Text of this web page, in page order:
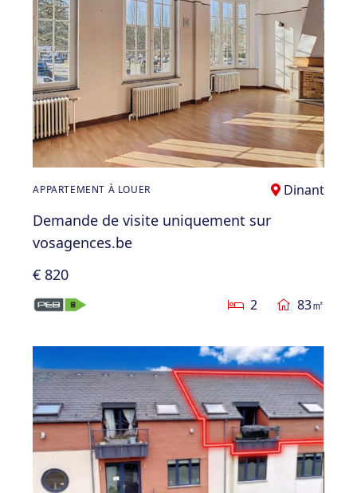
APPARTEMENT À LOUER Dinant
Demande de visite uniquement sur
vosagences.be
€ 820
2 83㎡